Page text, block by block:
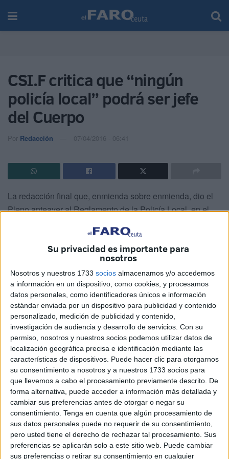
Su privacidad es importante para
nosotros
Nosotros y nuestros 1733 socios almacenamos y/o accedemos
a información en un dispositivo, como cookies, y procesamos
datos personales, como identificadores únicos e información
estándar enviada por un dispositivo para publicidad y contenido
personalizado, medición de publicidad y contenido,
investigación de audiencia y desarrollo de servicios. Con su
permiso, nosotros y nuestros socios podemos utilizar datos de
localización geográfica precisa e identificación mediante las
características de dispositivos. Puede hacer clic para otorgarnos
su consentimiento a nosotros y a nuestros 1733 socios para
que llevemos a cabo el procesamiento previamente descrito. De
forma alternativa, puede acceder a información más detallada y
cambiar sus preferencias antes de otorgar o negar su
consentimiento. Tenga en cuenta que algún procesamiento de
sus datos personales puede no requerir de su consentimiento,
pero usted tiene el derecho de rechazar tal procesamiento. Sus
preferencias se aplicarán solo a este sitio web. Puede cambiar
sus preferencias o retirar su consentimiento en cualquier
CSI.F critica que “ningún
policía local” podrá ser jefe
del Cuerpo
Por Redacción 07/04/2016 - 06:41
La redacción final que, enmienda sobre enmienda, dio el
Pleno anteayer al Reglamento de la Policía Local, en el
Superintendente sea del Grupo A1, conllevará que "ni un
sólo agente del Cuerpo pueda jamas presentarse a la
convocatoria pública", algo que a lo que CSI.F se opone
"radicalmente".
El sindicato se opondrá "con todos los medios a nuestra
alcance" para impedirlo, "inclusive judicializándolo en el
caso de que existiera cualquier ilícito administrativo o
penal". Según CSI.F, "en las reuniones del grupo de
trabajo designado en Mesa Negociadora el 27 de enero el
punto más importante sobre el que no cabía negociación
era establecer que como requisito se estableciera
pertenecer al Grupo A", opción que el consejero de
Gobernación, Jacob Hachuel, aceptó retirar del nuevo
articulado a instancias de Caballas.
CSI.F apostaba incluso "por establecer Grupo A en la
categoría de inspector o algún criterio similar" pero "todos